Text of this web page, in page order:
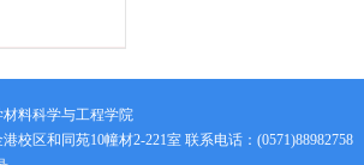
材料科学与工程学院
校区和同苑10幢材2-221室 联系电话：(0571)88982758